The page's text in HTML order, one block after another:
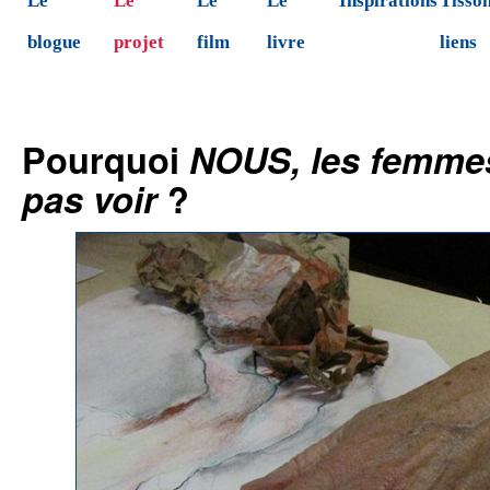
blogue
projet
film
livre
liens
Pourquoi NOUS, les
pas voir?